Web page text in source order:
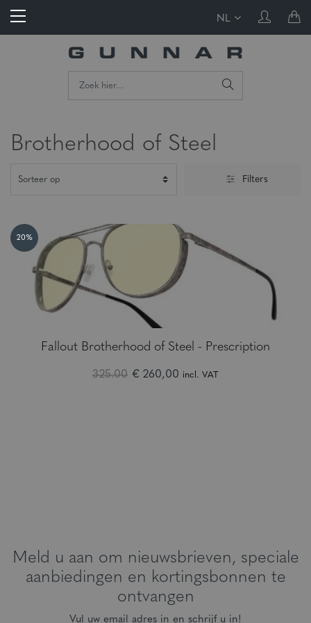
NL
Brotherhood of Steel
Filters
20%
Fallout Brotherhood of Steel - Prescription
325.00 € 260,00 incl. VAT
Meld u aan om nieuwsbrieven, speciale
aanbiedingen en kortingsbonnen te
ontvangen
Vul uw email adres in en schrijf u in!